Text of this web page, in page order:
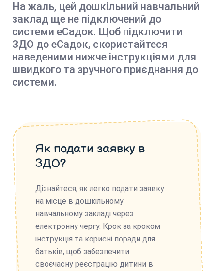
На жаль, цей дошкільний навчальний
заклад ще не підключений до
системи еСадок. Щоб підключити
ЗДО до еСадок, скористайтеся
наведеними нижче інструкціями для
швидкого та зручного приєднання до
системи.
Як подати заявку в
ЗДО?
Дізнайтеся, як легко подати заявку
на місце в дошкільному
навчальному закладі через
електронну чергу. Крок за кроком
інструкція та корисні поради для
батьків, щоб забезпечити
своєчасну реєстрацію дитини в